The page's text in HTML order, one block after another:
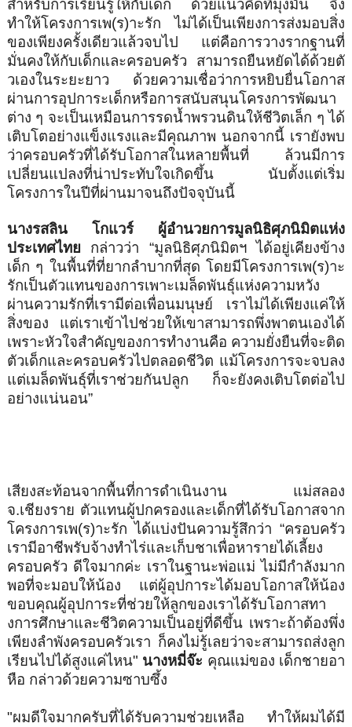
สำหรับการเรียนรู้ให้กับเด็ก ด้วยแนวคิดที่มุ่งมั่น จึง
ทำให้โครงการเพ(ร)าะรัก ไม่ได้เป็นเพียงการส่งมอบสิ่ง
ของเพียงครั้งเดียวแล้วจบไป แต่คือการวางรากฐานที่
มั่นคงให้กับเด็กและครอบครัว สามารถยืนหยัดได้ด้วยตั
วเองในระยะยาว ด้วยความเชื่อว่าการหยิบยื่นโอกาส
ผ่านการอุปการะเด็กหรือการสนับสนุนโครงการพัฒนา
ต่าง ๆ จะเป็นเหมือนการรดน้ำพรวนดินให้ชีวิตเล็ก ๆ ได้
เติบโตอย่างแข็งแรงและมีคุณภาพ นอกจากนี้ เรายังพบ
ว่าครอบครัวที่ได้รับโอกาสในหลายพื้นที่ ล้วนมีการ
เปลี่ยนแปลงที่น่าประทับใจเกิดขึ้น นับตั้งแต่เริ่ม
โครงการในปีที่ผ่านมาจนถึงปัจจุบันนี้
นางรสลิน โกแวร์ ผู้อำนวยการมูลนิธิศุภนิมิตแห่ง
ประเทศไทย กล่าวว่า “มูลนิธิศุภนิมิตฯ ได้อยู่เคียงข้าง
เด็ก ๆ ในพื้นที่ที่ยากลำบากที่สุด โดยมีโครงการเพ(ร)าะ
รักเป็นตัวแทนของการเพาะเมล็ดพันธุ์แห่งความหวัง
ผ่านความรักที่เรามีต่อเพื่อนมนุษย์ เราไม่ได้เพียงแค่ให้
สิ่งของ แต่เราเข้าไปช่วยให้เขาสามารถพึ่งพาตนเองได้
เพราะหัวใจสำคัญของการทำงานคือ ความยั่งยืนที่จะติด
ตัวเด็กและครอบครัวไปตลอดชีวิต แม้โครงการจะจบลง
แต่เมล็ดพันธุ์ที่เราช่วยกันปลูก ก็จะยังคงเติบโตต่อไป
อย่างแน่นอน”
เสียงสะท้อนจากพื้นที่การดำเนินงาน แม่สลอง
จ.เชียงราย ตัวแทนผู้ปกครองและเด็กที่ได้รับโอกาสจาก
โครงการเพ(ร)าะรัก ได้แบ่งปันความรู้สึกว่า “ครอบครัว
เรามีอาชีพรับจ้างทำไร่และเก็บชาเพื่อหารายได้เลี้ยง
ครอบครัว ดีใจมากค่ะ เราในฐานะพ่อแม่ ไม่มีกำลังมาก
พอที่จะมอบให้น้อง แต่ผู้อุปการะได้มอบโอกาสให้น้อง
ขอบคุณผู้อุปการะที่ช่วยให้ลูกของเราได้รับโอกาสทา
งการศึกษาและชีวิตความเป็นอยู่ที่ดีขึ้น เพราะถ้าต้องพึ่ง
เพียงลำพังครอบครัวเรา ก็คงไม่รู้เลยว่าจะสามารถส่งลูก
เรียนไปได้สูงแค่ไหน" นางหมี่จ๊ะ คุณแม่ของ เด็กชายอา
หือ กล่าวด้วยความซาบซึ้ง
"ผมดีใจมากครับที่ได้รับความช่วยเหลือ ทำให้ผมได้มี